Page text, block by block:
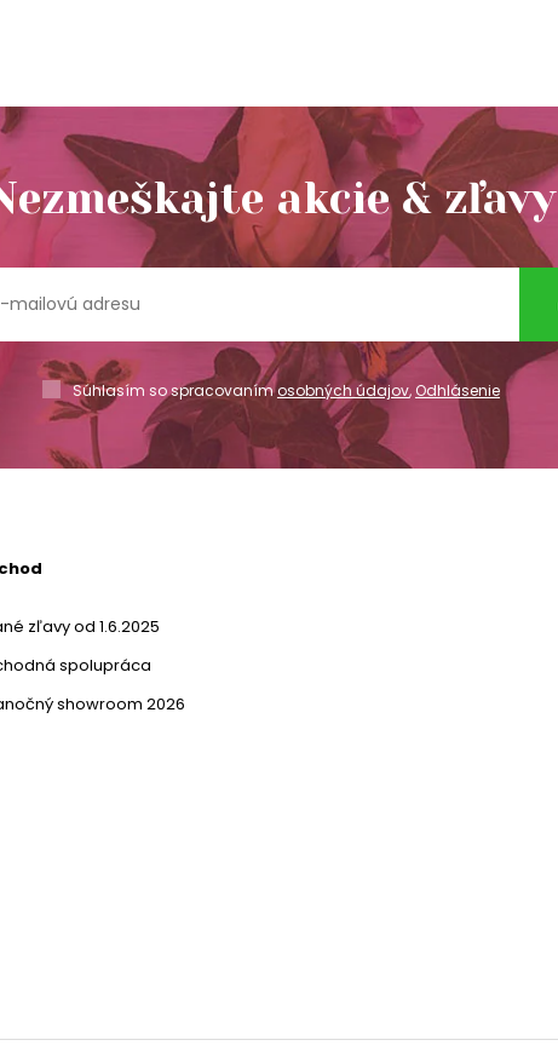
akcie & zľavy
Súhlasím so spracovanímosobných údajov,Odhlásenie
zľavy od 1.6.2025
spolupráca
showroom 2026